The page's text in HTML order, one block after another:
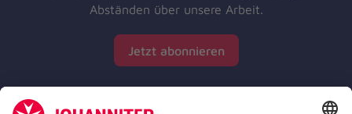
Abständen über unsere Arbeit.
Jetzt abonnieren